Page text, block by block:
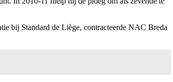
bij Standard de Liège, contracteerde NAC Breda